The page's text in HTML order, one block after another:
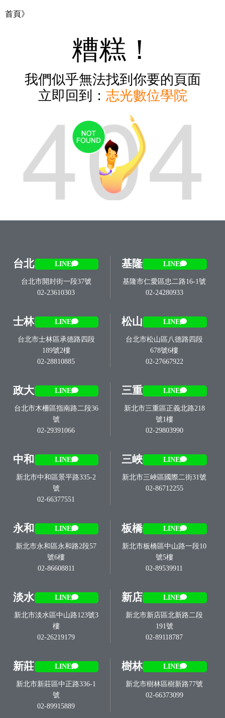
首頁》
糟糕！
我們似乎無法找到你要的頁面
立即回到： 志光數位學院
台北 LINE
台北市開封街一段37號
02-23610303
基隆 LINE
基隆市仁愛區忠二路16-1號
02-24280933
士林 LINE
台北市士林區承德路四段
189號2樓
02-28810885
松山 LINE
台北市松山區八德路四段
678號6樓
02-27667922
政大 LINE
台北市木柵區指南路二段36
號
02-29391066
三重 LINE
新北市三重區正義北路218
號1樓
02-29803990
中和 LINE
新北市中和區景平路335-2
號
02-66377551
三峽 LINE
新北市三峽區國際二街31號
02-86712255
永和 LINE
新北市永和區永和路2段57
號6樓
02-86608811
板橋 LINE
新北市板橋區中山路一段10
號5樓
02-89539911
淡水 LINE
新北市淡水區中山路123號3
樓
02-26219179
新店 LINE
新北市新店區北新路二段
191號
02-89118787
新莊 LINE
新北市新莊區中正路336-1
號
02-89915889
樹林 LINE
新北市樹林區樹新路77號
02-66373099